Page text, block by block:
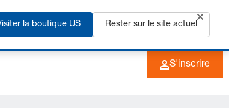
+49 (0) 6266 73-0 FR
S'inscrire
la boutique US Rester sur le site actuel